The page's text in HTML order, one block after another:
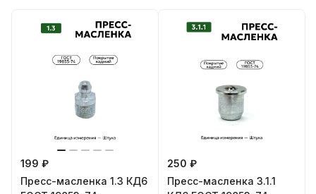
199 ₽
Пресс-масленка 1.3 КД6
250 ₽
Пресс-масленка 3.1.1